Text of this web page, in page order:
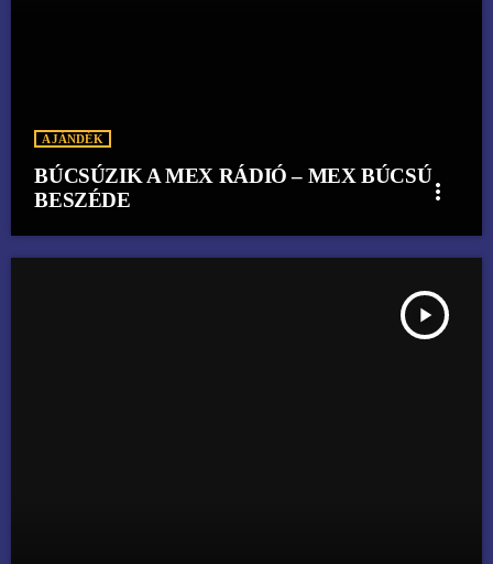
AJÁNDÉK
BÚCSÚZIK A MEX RÁDIÓ – MEX BÚCSÚ
BESZÉDE
more_vert
BÚCSÚZIK A MEX RÁDIÓ DJ. DANCEMAN 4 ÓRÁS
play_arrow